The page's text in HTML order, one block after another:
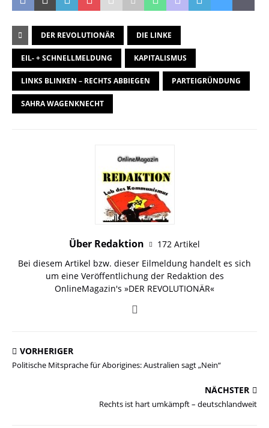
DER REVOLUTIONÄR DIE LINKE
EIL- + SCHNELLMELDUNG KAPITALISMUS
LINKS BLINKEN – RECHTS ABBIEGEN PARTEIGRÜNDUNG
SAHRA WAGENKNECHT
Über Redaktion
172 Artikel
Bei diesem Artikel bzw. dieser Eilmeldung handelt es sich
um eine Veröffentlichung der Redaktion des
OnlineMagazin's »DER REVOLUTIONÄR«
VORHERIGER
Politische Mitsprache für Aborigines: Australien sagt „Nein“
NÄCHSTER
Rechts ist hart umkämpft – deutschlandweit